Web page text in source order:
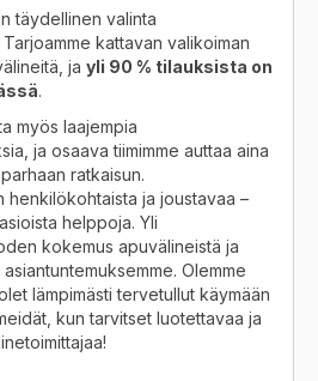
täydellinen valinta
kattavan valikoiman
ja yli 90 % tilauksista on
.
myös laajempia
ja osaava tiimimme auttaa aina
ratkaisun.
henkilökohtaista ja joustavaa –
helppoja. Yli
kokemus apuvälineistä ja
Olemme
lämpimästi tervetullut käymään
kun tarvitset luotettavaa ja